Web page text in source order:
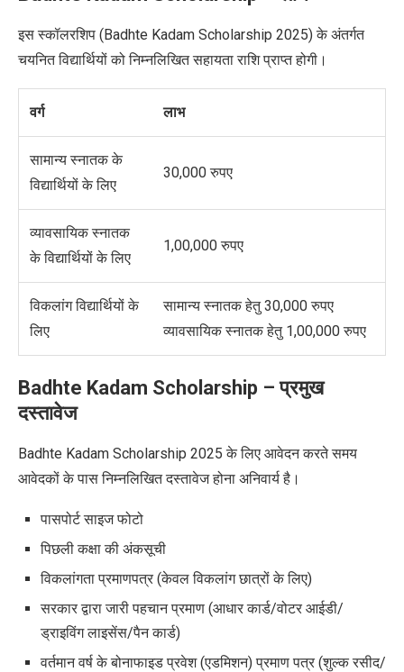
इस स्कॉलरशिप (Badhte Kadam Scholarship 2025) के अंतर्गत
चयनित विद्यार्थियों को निम्नलिखित सहायता राशि प्राप्त होगी।
वर्ग लाभ
सामान्य स्नातक के
विद्यार्थियों के लिए
30,000 रुपए
व्यावसायिक स्नातक
के विद्यार्थियों के लिए
1,00,000 रुपए
विकलांग विद्यार्थियों के
लिए
सामान्य स्नातक हेतु 30,000 रुपए
व्यावसायिक स्नातक हेतु 1,00,000 रुपए
Badhte Kadam Scholarship – प्रमुख
दस्तावेज
Badhte Kadam Scholarship 2025 के लिए आवेदन करते समय
आवेदकों के पास निम्नलिखित दस्तावेज होना अनिवार्य है।
पासपोर्ट साइज फोटो
पिछली कक्षा की अंकसूची
विकलांगता प्रमाणपत्र (केवल विकलांग छात्रों के लिए)
सरकार द्वारा जारी पहचान प्रमाण (आधार कार्ड/वोटर आईडी/
ड्राइविंग लाइसेंस/पैन कार्ड)
वर्तमान वर्ष के बोनाफाइड प्रवेश (एडमिशन) प्रमाण पत्र (शुल्क रसीद/